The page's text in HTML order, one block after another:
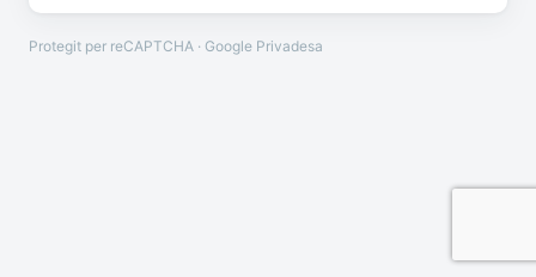
Protegit per reCAPTCHA · Google Privadesa